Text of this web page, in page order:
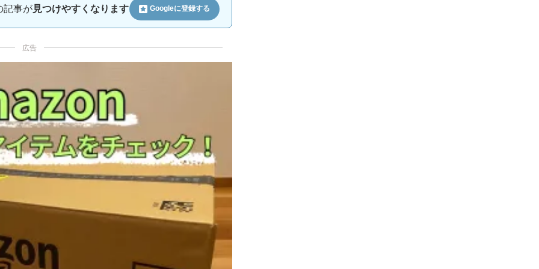
記事が見つけやすくなります Googleに登録する
広告